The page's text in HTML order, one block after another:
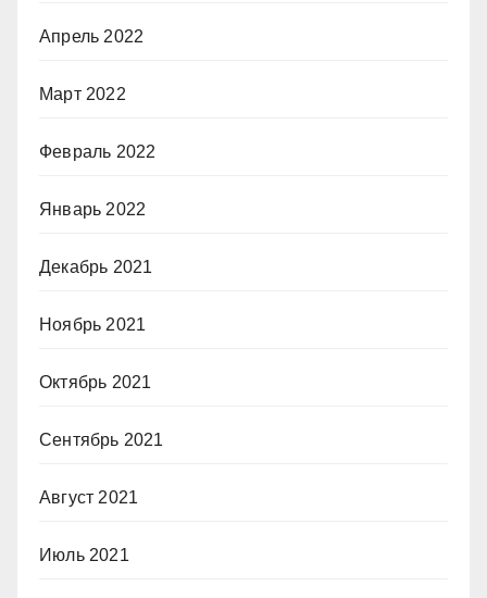
Апрель 2022
Март 2022
Февраль 2022
Январь 2022
Декабрь 2021
Ноябрь 2021
Октябрь 2021
Сентябрь 2021
Август 2021
Июль 2021